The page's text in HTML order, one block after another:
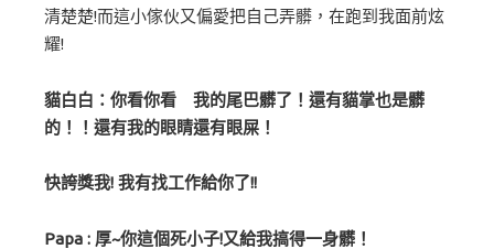
清楚楚!而這小傢伙又偏愛把自己弄髒，在跑到我面前炫
耀!
貓白白：你看你看 我的尾巴髒了！還有貓掌也是髒
的！！還有我的眼睛還有眼屎！
快誇獎我! 我有找工作給你了!!
Papa : 厚~你這個死小子!又給我搞得一身髒！